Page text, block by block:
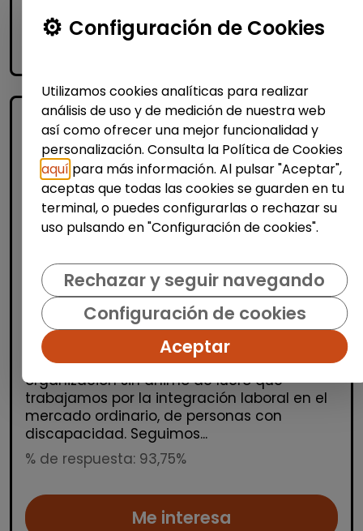
Me interesa
Recursos Humanos
Técnico/a de selección - rrhh
(barcelona)
FUNDACIÓN GOODJOB|
España(Barcelona)
Fundación GoodJob somos una
organización sin ánimo de lucro que
trabajamos por la integración laboral en el
mercado ordinario, de personas con
discapacidad. Seguimos...
% de respuesta: 93,75%
Me interesa
Configuración de Cookies
Utilizamos cookies analíticas para realizar
análisis de uso y de medición de nuestra web
así como ofrecer una mejor funcionalidad y
personalización. Consulta la Política de Cookies
aquí para más información. Al pulsar "Aceptar",
aceptas que todas las cookies se guarden en tu
terminal, o puedes configurarlas o rechazar su
uso pulsando en "Configuración de cookies".
Rechazar y seguir navegando
Configuración de cookies
Aceptar